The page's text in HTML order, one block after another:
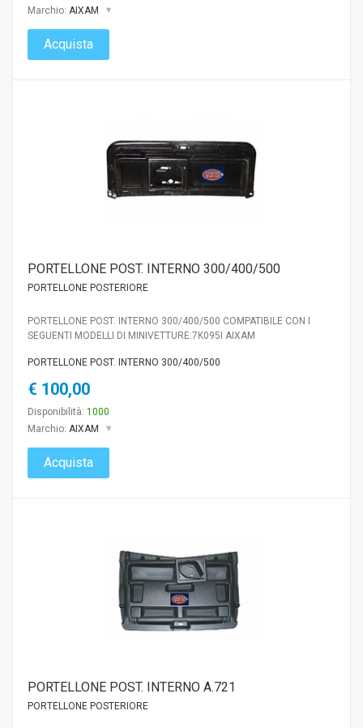
Marchio: AIXAM
Acquista
PORTELLONE POST. INTERNO 300/400/500
PORTELLONE POSTERIORE
PORTELLONE POST. INTERNO 300/400/500 COMPATIBILE CON I
SEGUENTI MODELLI DI MINIVETTURE:7K095I AIXAM
PORTELLONE POST. INTERNO 300/400/500
€ 100,00
Disponibilità: 1000
Marchio: AIXAM
Acquista
PORTELLONE POST. INTERNO A.721
PORTELLONE POSTERIORE